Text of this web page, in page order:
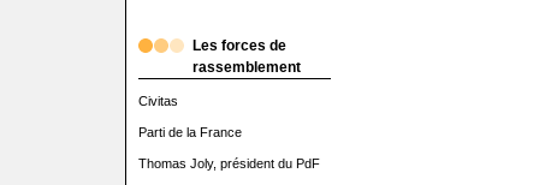
Les forces de
rassemblement
Civitas
Parti de la France
Thomas Joly, président du PdF